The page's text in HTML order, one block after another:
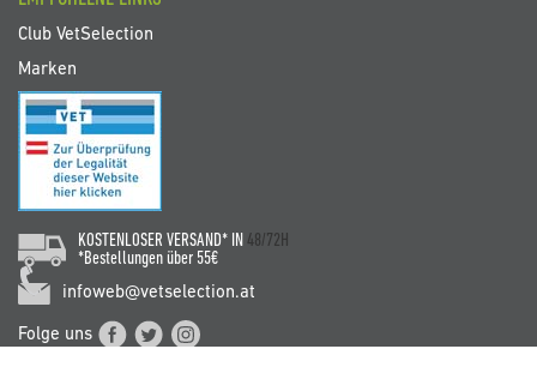
Club VetSelection
Marken
KOSTENLOSER VERSAND* IN 48/72H
*Bestellungen über 55€
infoweb@vetselection.at
Folge uns